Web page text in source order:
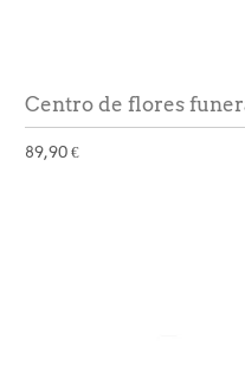
Centro de flores
89,90 €